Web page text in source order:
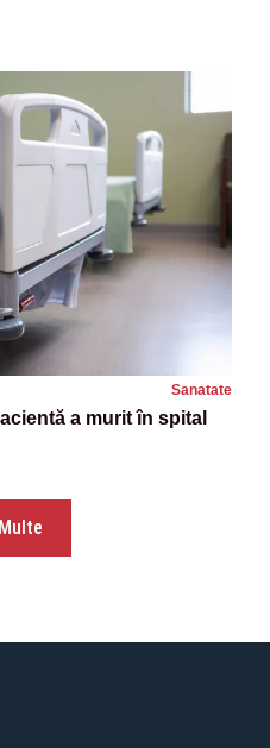
Sanatate
a murit în spital